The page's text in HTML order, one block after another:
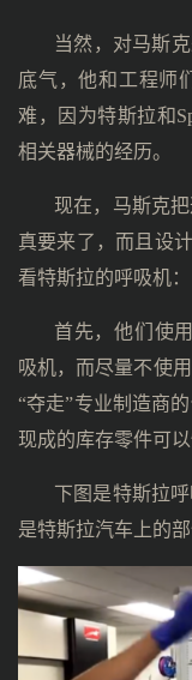
当然，对马斯
底气，他和工程师
难，因为特斯拉和
相关器械的经历。
现在，马斯克
真要来了，而且设
看特斯拉的呼吸机：
首先，他们使
吸机，而尽量不使
“夺走”专业制造商
现成的库存零件可以
下图是特斯拉
是特斯拉汽车上的部